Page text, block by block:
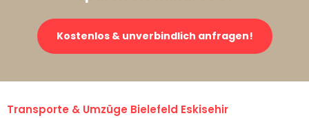
Kostenlos & unverbindlich anfragen!
Transporte & Umzüge Bielefeld Eskisehir